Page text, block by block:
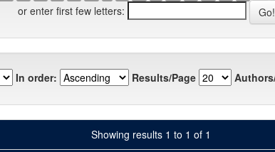
or enter first few letters:
In order: Results/Page
Showing results 1 to 1 of 1